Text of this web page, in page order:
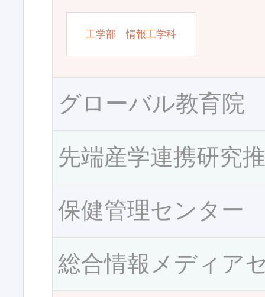
工学部 情報工学科
グローバル教育院
先端産学連携研究
保健管理センター
総合情報メディア